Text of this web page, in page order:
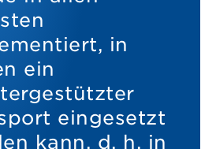
in
ein
eingesetzt
kann, d. h. in